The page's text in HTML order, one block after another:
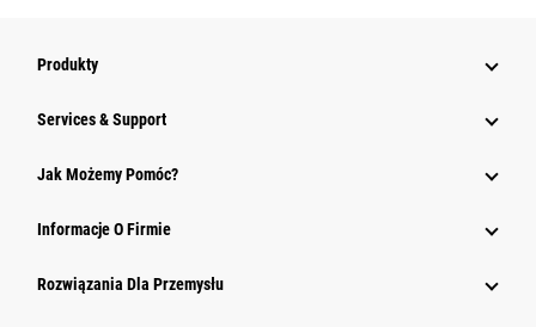
Produkty
Services & Support
Jak Możemy Pomóc?
Informacje O Firmie
Rozwiązania Dla Przemysłu